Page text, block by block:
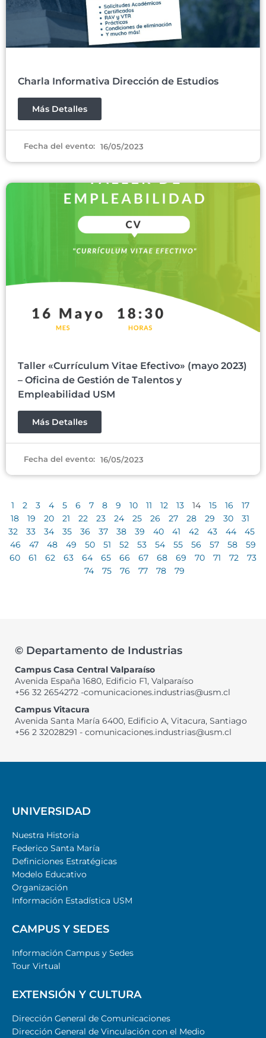
Charla Informativa Dirección de Estudios
Más Detalles
Fecha del evento: 16/05/2023
Taller «Currículum Vitae Efectivo» (mayo 2023)
– Oficina de Gestión de Talentos y
Empleabilidad USM
Más Detalles
Fecha del evento: 16/05/2023
1 2 3 4 5 6 7 8 9 10 11 12 13 14 15 16
17
18
19 20 21 22 23 24 25 26 27 28 29 30
31
32
33 34 35 36 37 38 39 40 41 42 43 44
45
46
47 48 49 50 51 52 53 54 55 56 57 58
59
60
61 62 63 64 65 66 67 68 69 70 71 72
73
74
75 76 77 78 79
© Departamento de Industrias
Campus Casa Central Valparaíso
Avenida España 1680, Edificio F1, Valparaíso
+56 32 2654272 -comunicaciones.industrias@usm.cl
Campus Vitacura
Avenida Santa María 6400, Edificio A, Vitacura, Santiago
+56 2 32028291 - comunicaciones.industrias@usm.cl
UNIVERSIDAD
Nuestra Historia
Federico Santa María
Definiciones Estratégicas
Modelo Educativo
Organización
Información Estadística USM
CAMPUS Y SEDES
Información Campus y Sedes
Tour Virtual
EXTENSIÓN Y CULTURA
Dirección General de Comunicaciones
Dirección General de Vinculación con el Medio